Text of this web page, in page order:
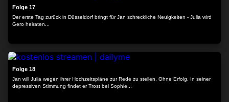
Folge 17
Der erste Tag zurück in Düsseldorf bringt für Jan schreckliche Neuigkeiten - Julia wird
Gero heiraten...
Folge 18
Jan will Julia wegen ihrer Hochzeitspläne zur Rede zu stellen. Ohne Erfolg. In seiner
depressiven Stimmung findet er Trost bei Sophie...